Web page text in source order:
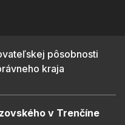
pôsobnosti
kraja
v Trenčíne